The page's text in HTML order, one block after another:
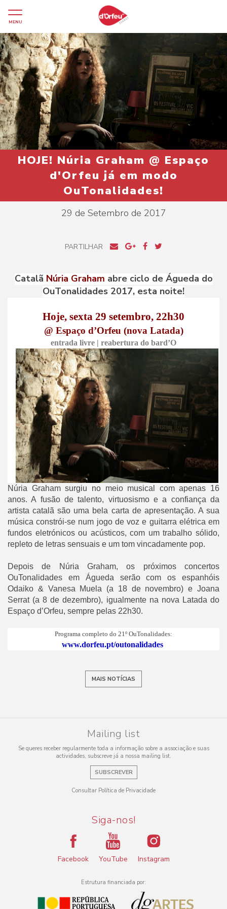
MENU
HOJE! Núria Graham @ Espaço
d'Orfeu já em modo
OuTonalidades!
29 de Setembro de 2017
PARTILHAR
Catalã Núria Graham abre ciclo de Águeda do
OuTonalidades 2017, esta noite!
Hoje, sexta 29 setembro, 22h30
@ Espaço d’Orfeu (nova Latada)
entrada livre | reabertura do bard’O
Núria Graham surgiu no meio musical com apenas 16
anos. A fusão de talento, virtuosismo e a confiança da
artista catalã são uma bela carta de apresentação. A sua
música constrói-se num jogo de voz e guitarra elétrica em
fundos eletrónicos ou acústicos, com um trabalho sólido,
repleto de letras sensuais e um tom vincadamente pop.
Depois de Núria Graham, os próximos concertos
OuTonalidades em Águeda serão com os espanhóis
Odaiko & Vanesa Muela (a 18 de novembro) e Joana
Serrat (a 8 de dezembro), igualmente na nova Latada do
Espaço d’Orfeu, sempre pelas 22h30.
Programa completo do 21º OuTonalidades:
www.dorfeu.pt/outonalidades
MAIS NOTÍCIAS
Mailing list
Se queres receber regularmente toda a informação sobre a associação e suas
actividades, subscreve já a nossa mailing list.
SUBSCREVER
Consultar Política de Privacidade
Siga-nos!
Facebook YouTube Instagram
Estrutura financiada por: